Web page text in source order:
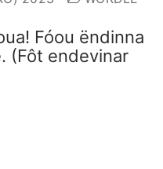
Fóou ëndinna
(Fôt endevinar